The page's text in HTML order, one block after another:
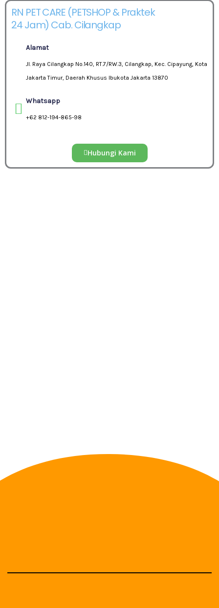
RN PET CARE (PETSHOP & Praktek
24 Jam) Cab. Cilangkap
Alamat
Jl. Raya Cilangkap No.140, RT.7/RW.3, Cilangkap, Kec. Cipayung, Kota
Jakarta Timur, Daerah Khusus Ibukota Jakarta 13870
Whatsapp
+62 812-194-865-98
Hubungi Kami